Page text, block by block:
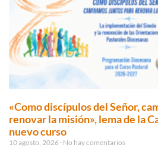
«Como discípulos del Señor,
renovar la misión», lema de la
nuevo curso
10 agosto, 2026 No hay comentarios